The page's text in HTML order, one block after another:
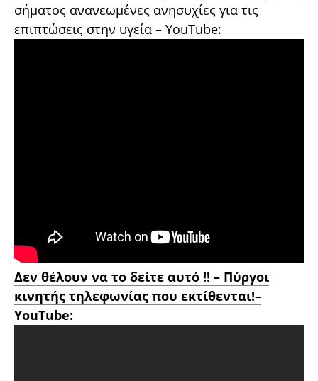
σήματος ανανεωμένες ανησυχίες για τις
επιπτώσεις στην υγεία – YouTube:
Δεν θέλουν να το δείτε αυτό !! – Πύργοι
κινητής τηλεφωνίας που εκτίθενται!–
YouTube: